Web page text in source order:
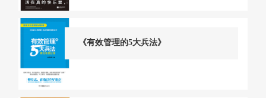
《有效管理的5大兵法》